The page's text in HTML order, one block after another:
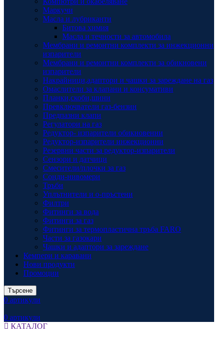
Маркучи
Масла и лубриканти
Битова химия
Масла и течности за автомобила
Мембрани и ремонтни комплекти за инжекционни
изпарители
Мембрани и ремонтни комплекти за обикновени
изпарители
Накрайници,адаптори и чашки за зареждане на газ
Омаслители за клапани и консумативи
Планки,скоби,шини
Превключватели газ-бензин
Предпазни клапи
Регулатори на газ
Редуктор- изпарители обикновенни
Редуктор-изпарители инжекционни
Резервни части за редуктор-изпарители
Сензори и датчици
Смесители/плочки за газ
Сонди-нивомери
Тръби
Уплътнители и о-пръстени
Филтри
Фитинги за вода
Фитинги за газ
Фитинги за термопластична тръба FARO
Части за газокари
Чашки и адаптори за зареждане
Кемпери и каравани
Нови продукти
Промоции
Търсене
0 артикули
0 артикули
КАТАЛОГ